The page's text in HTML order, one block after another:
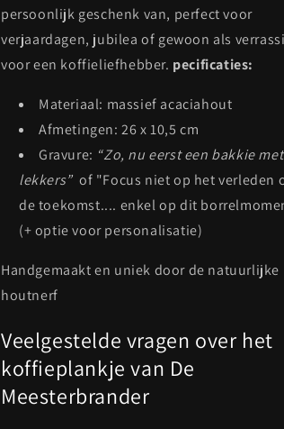
persoonlijk geschenk van, perfect voor
verjaardagen, jubilea of gewoon als
voor een koffieliefhebber. pecificaties:
Materiaal: massief acaciahout
Afmetingen: 26 x 10,5 cm
Gravure: “Zo, nu eerst een bakkie
lekkers”of "Focus niet op het verleden
de toekomst.... enkel op dit
(+ optie voor personalisatie)
Handgemaakt en uniek door de natuurlijke
houtnerf
Veelgestelde vragen over het
koffieplankje van De
Meesterbrander